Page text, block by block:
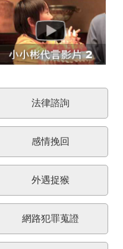
法律諮詢
感情挽回
外遇捉猴
網路犯罪蒐證